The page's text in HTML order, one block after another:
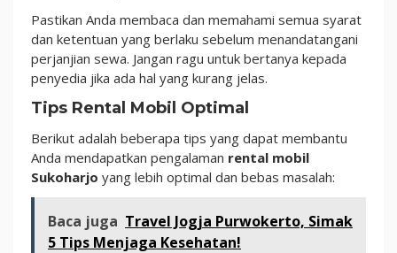
Pastikan Anda membaca dan memahami semua syarat
dan ketentuan yang berlaku sebelum menandatangani
perjanjian sewa. Jangan ragu untuk bertanya kepada
penyedia jika ada hal yang kurang jelas.
Tips Rental Mobil Optimal
Berikut adalah beberapa tips yang dapat membantu
Anda mendapatkan pengalaman rental mobil
Sukoharjo yang lebih optimal dan bebas masalah:
Baca juga Travel Jogja Purwokerto, Simak
5 Tips Menjaga Kesehatan!